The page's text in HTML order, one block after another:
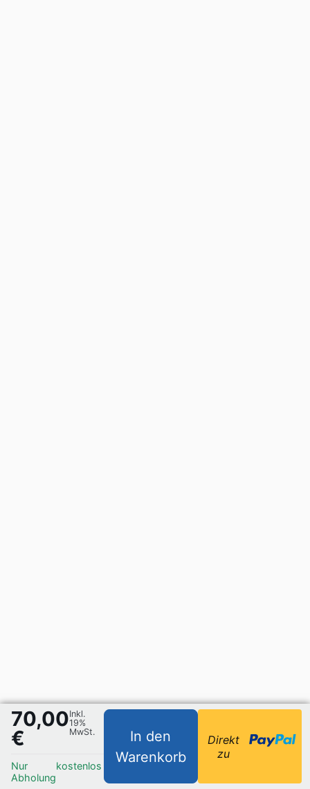
70,00
€
Inkl.
19%
MwSt.
Nur
Abholung
kostenlos
In den
Warenkorb
Direkt
zu